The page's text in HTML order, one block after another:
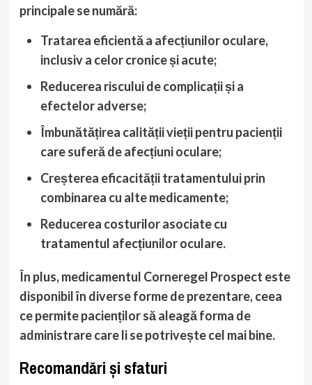
principale se numără:
Tratarea eficientă a afecțiunilor oculare,
inclusiv a celor cronice și acute;
Reducerea riscului de complicațiiși a
efectelor adverse;
Îmbunătățirea calității viețiipentru pacienții
care suferă de afecțiuni oculare;
Creșterea eficacității tratamentuluiprin
combinarea cu alte medicamente;
Reducerea costurilorasociate cu
tratamentul afecțiunilor oculare.
În plus, medicamentul Corneregel Prospect este
disponibil în diverse forme de prezentare, ceea
ce permite pacienților să aleagă forma de
administrare care li se potrivește cel mai bine.
Recomandări și sfaturi